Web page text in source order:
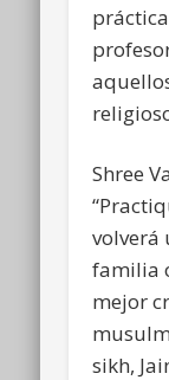
Shree
volverá
familia
mejor
sikh,